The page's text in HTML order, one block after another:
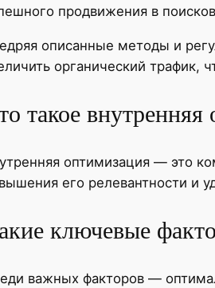
продвижения в
описанные методы и
органический трафик,
такое внутренняя
оптимизация — это
его релевантности и
ключевые
важных факторов —